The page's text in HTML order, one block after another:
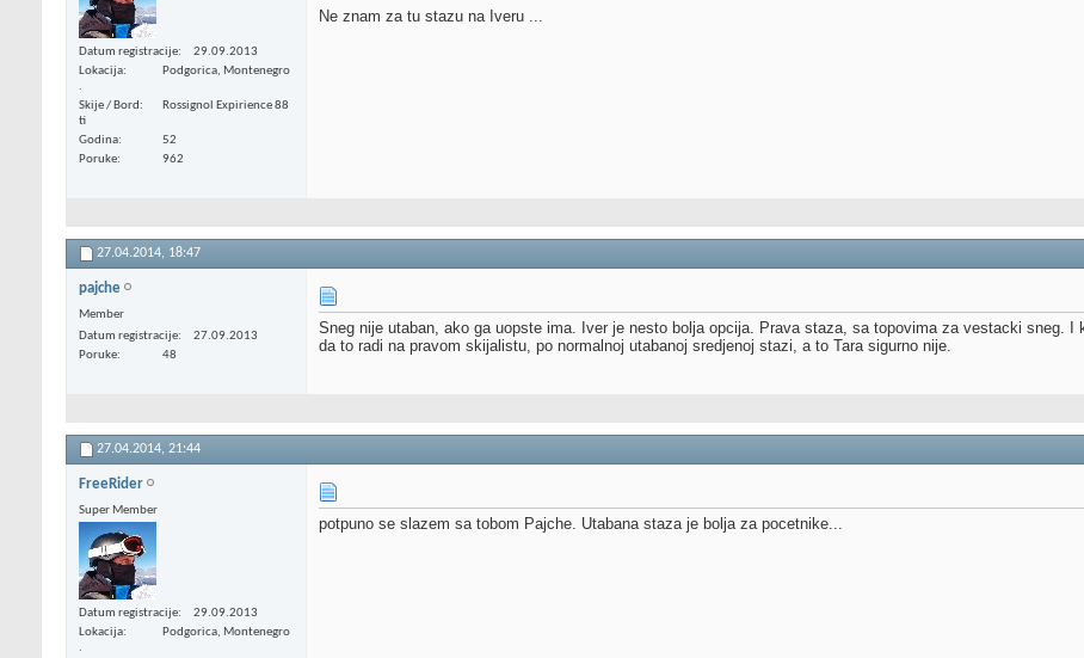
Datum registracije
29.09.2013
Lokacija
Podgorica, Montenegro
.
Skije / Bord
Rossignol Expirience 88
ti
Godina
52
Poruke
962
Ne znam za tu stazu na Iveru ...
27.04.2014, 18:47
pajche
Member
Datum registracije
27.09.2013
Poruke
48
Sneg nije utaban, ako ga uopste ima. Iver je nesto bolja opcija. Prava staza, sa topovima za vestacki sneg.
da to radi na pravom skijalistu, po normalnoj utabanoj sredjenoj stazi, a to Tara sigurno nije.
27.04.2014, 21:44
FreeRider
Super Member
Datum registracije
29.09.2013
Lokacija
Podgorica, Montenegro
.
potpuno se slazem sa tobom Pajche. Utabana staza je bolja za pocetnike...